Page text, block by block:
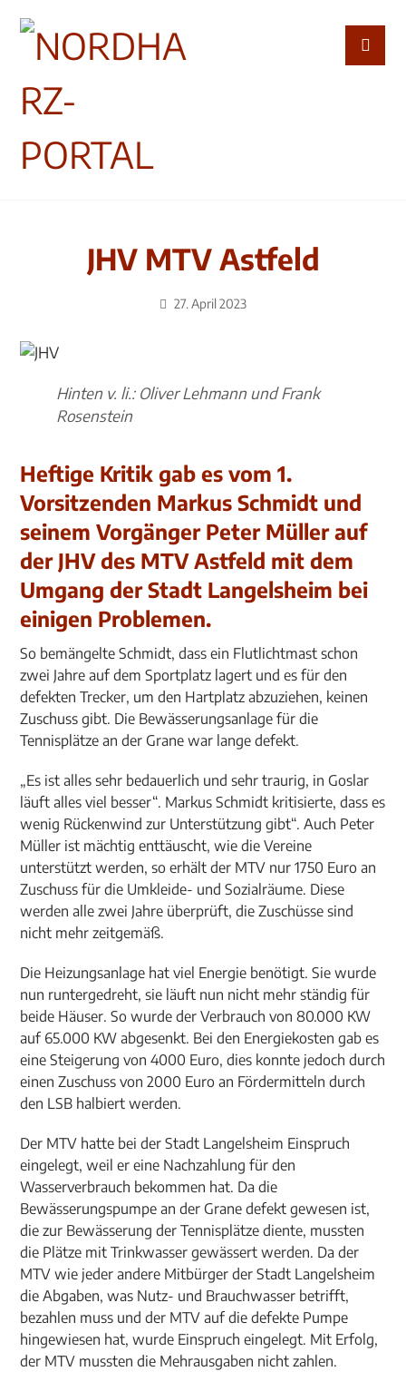
JHV MTV Astfeld
27. April 2023
Hinten v. li.: Oliver Lehmann und Frank
Rosenstein
Heftige Kritik gab es vom 1.
Vorsitzenden Markus Schmidt und
seinem Vorgänger Peter Müller auf
der JHV des MTV Astfeld mit dem
Umgang der Stadt Langelsheim bei
einigen Problemen.
So bemängelte Schmidt, dass ein Flutlichtmast schon
zwei Jahre auf dem Sportplatz lagert und es für den
defekten Trecker, um den Hartplatz abzuziehen, keinen
Zuschuss gibt. Die Bewässerungsanlage für die
Tennisplätze an der Grane war lange defekt.
„Es ist alles sehr bedauerlich und sehr traurig, in Goslar
läuft alles viel besser“. Markus Schmidt kritisierte, dass es
wenig Rückenwind zur Unterstützung gibt“. Auch Peter
Müller ist mächtig enttäuscht, wie die Vereine
unterstützt werden, so erhält der MTV nur 1750 Euro an
Zuschuss für die Umkleide- und Sozialräume. Diese
werden alle zwei Jahre überprüft, die Zuschüsse sind
nicht mehr zeitgemäß.
Die Heizungsanlage hat viel Energie benötigt. Sie wurde
nun runtergedreht, sie läuft nun nicht mehr ständig für
beide Häuser. So wurde der Verbrauch von 80.000 KW
auf 65.000 KW abgesenkt. Bei den Energiekosten gab es
eine Steigerung von 4000 Euro, dies konnte jedoch durch
einen Zuschuss von 2000 Euro an Fördermitteln durch
den LSB halbiert werden.
Der MTV hatte bei der Stadt Langelsheim Einspruch
eingelegt, weil er eine Nachzahlung für den
Wasserverbrauch bekommen hat. Da die
Bewässerungspumpe an der Grane defekt gewesen ist,
die zur Bewässerung der Tennisplätze diente, mussten
die Plätze mit Trinkwasser gewässert werden. Da der
MTV wie jeder andere Mitbürger der Stadt Langelsheim
die Abgaben, was Nutz- und Brauchwasser betrifft,
bezahlen muss und der MTV auf die defekte Pumpe
hingewiesen hat, wurde Einspruch eingelegt. Mit Erfolg,
der MTV mussten die Mehrausgaben nicht zahlen.